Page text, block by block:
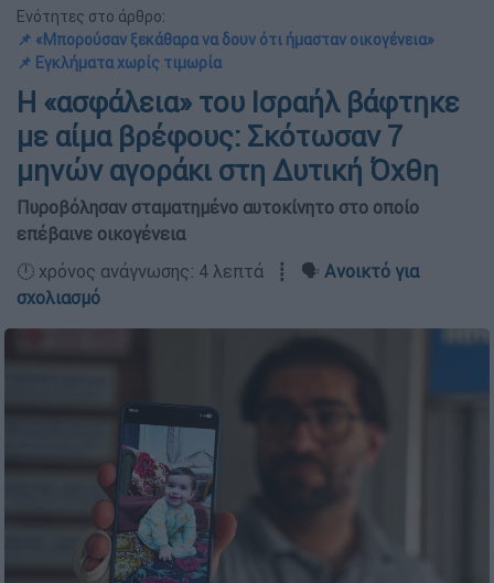
Ενότητες στο άρθρο:
📌 «Μπορούσαν ξεκάθαρα να δουν ότι ήμασταν οικογένεια»
📌 Εγκλήματα χωρίς τιμωρία
Η «ασφάλεια» του Ισραήλ βάφτηκε
με αίμα βρέφους: Σκότωσαν 7
μηνών αγοράκι στη Δυτική Όχθη
Πυροβόλησαν σταματημένο αυτοκίνητο στο οποίο
επέβαινε οικογένεια
🕛 χρόνος ανάγνωσης: 4 λεπτά ┋ 🗣️ Ανοικτό για
σχολιασμό